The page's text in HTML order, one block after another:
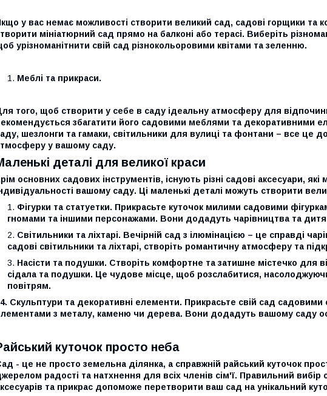
у вас немає можливості створити великий сад, садові горщики та
мініатюрний сад прямо на балконі або терасі. Виберіть
урізноманітнити свій сад різнокольоровими квітами та зеленню.
Меблі та прикраси.
того, щоб створити у себе в саду ідеальну атмосферу для
збагатити його садовими меблями та декоративними
шезлонги та гамаки, світильники для вулиці та фонтани – все це
у вашому саду.
деталі для великої краси
основних садових інструментів, існують різні садові аксесуари,
вашому саду. Ці маленькі деталі можуть створити
Фігурки та статуетки. Прикрасьте куточок милими садовими
гномами та іншими персонажами. Вони додадуть чарівництва та
Світильники та ліхтарі. Вечірній сад з ілюмінацією – це справді
садові світильники та ліхтарі, створіть романтичну атмосферу та
Насісти та подушки. Створіть комфортне та затишне містечко для
сідала та подушки. Це чудове місце, щоб розслабитися,
повітрям.
Скульптури та декоративні елементи. Прикрасьте свій сад
з металу, каменю чи дерева. Вони додадуть вашому саду
куточок просто неба
- це не просто земельна ділянка, а справжній райський куточок
радості та натхнення для всіх членів сім'ї. Правильний вибір
та прикрас допоможе перетворити ваш сад на унікальний